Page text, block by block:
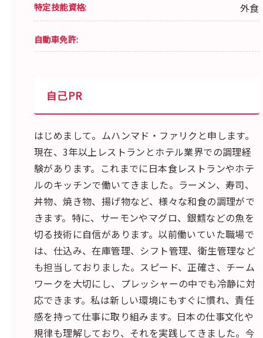
特定技能資格: 外食
自動車免許:
自己PR
はじめまして。ムハンマド・ファリクと申します。
現在、3年以上レストランとホテル業界での調理経
験があります。これまでに日本食レストランやホテ
ルのキッチンで働いてきました。ラーメン、寿司、
丼物、焼き物、揚げ物など、様々な和食の調理がで
きます。特に、サーモンやマグロ、銀鱈などの魚を
切る技術に自信があります。以前働いていた職場で
は、仕込み、在庫管理、シフト管理、衛生管理など
も担当しておりました。スピード、正確さ、チーム
ワークを大切にし、プレッシャーの中でも冷静に対
応できます。私は新しい環境にもすぐに慣れ、責任
感を持って仕事に取り組みます。日本の仕事文化や
規律も理解しており、それを実践してきました。今